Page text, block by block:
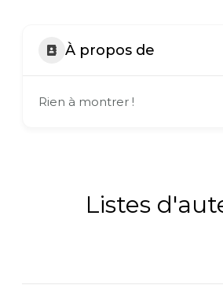
À propos de
Rien à montrer !
Listes